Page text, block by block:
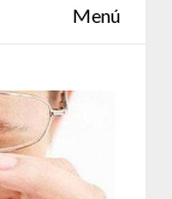
Menú